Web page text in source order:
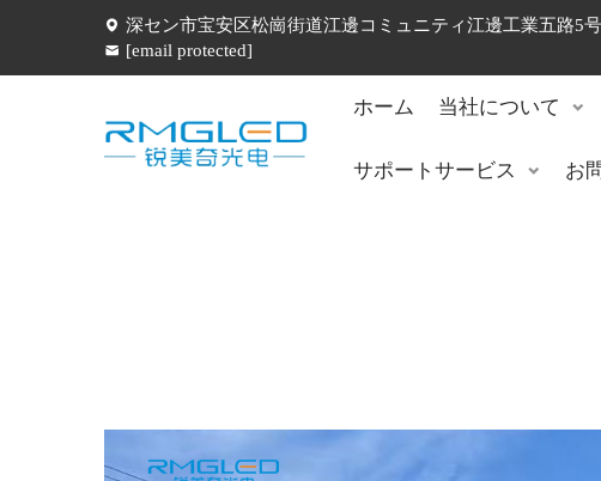
深セン市宝安区松崗街道江邊コミュニティ江邊工業五路5
[email protected]
ホーム 当社について
サポートサービス お